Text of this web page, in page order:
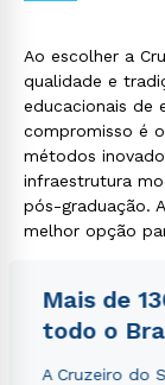
Ao escolher a
qualidade e
educacionais de
compromisso é
métodos
infraestrutura
pós-graduação.
melhor opção
Mais de
todo o
A Cruzeiro do
Estou de